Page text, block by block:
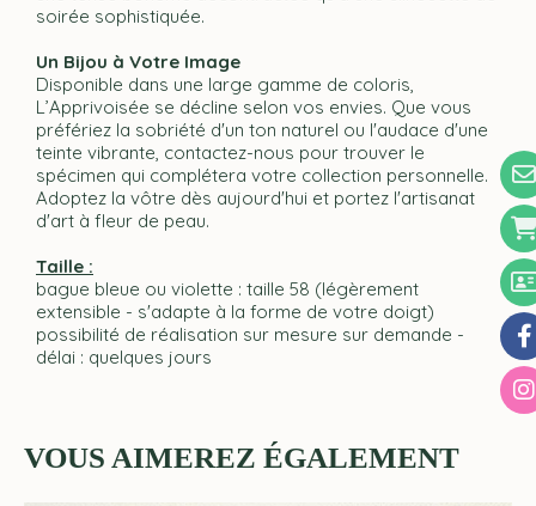
soirée sophistiquée.
Un Bijou à Votre Image
Disponible dans une large gamme de coloris,
L’Apprivoisée se décline selon vos envies. Que vous
préfériez la sobriété d'un ton naturel ou l'audace d'une
teinte vibrante, contactez-nous pour trouver le
spécimen qui complétera votre collection personnelle.
Adoptez la vôtre dès aujourd'hui et portez l'artisanat
d'art à fleur de peau.
Taille :
bague bleue ou violette : taille 58 (légèrement
extensible - s'adapte à la forme de votre doigt)
possibilité de réalisation sur mesure sur demande -
délai : quelques jours
VOUS AIMEREZ ÉGALEMENT